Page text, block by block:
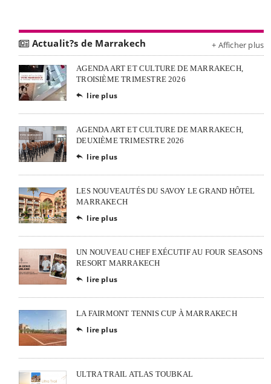
Actualit?s de Marrakech + Afficher plus
AGENDA ART ET CULTURE DE MARRAKECH,
TROISIÈME TRIMESTRE 2026
 lire plus
AGENDA ART ET CULTURE DE MARRAKECH,
DEUXIÈME TRIMESTRE 2026
 lire plus
LES NOUVEAUTÉS DU SAVOY LE GRAND HÔTEL
MARRAKECH
 lire plus
UN NOUVEAU CHEF EXÉCUTIF AU FOUR SEASONS
RESORT MARRAKECH
 lire plus
LA FAIRMONT TENNIS CUP À MARRAKECH
 lire plus
ULTRA TRAIL ATLAS TOUBKAL